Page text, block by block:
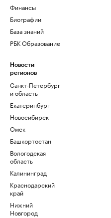
Финансы
Биографии
База знаний
РБК Образование
Новости
регионов
Санкт-Петербург
и область
Екатеринбург
Новосибирск
Омск
Башкортостан
Вологодская
область
Калининград
Краснодарский
край
Нижний
Новгород